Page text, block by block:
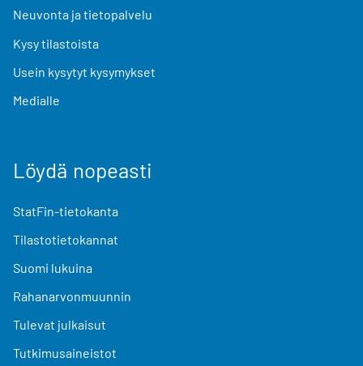
Neuvonta ja tietopalvelu
Kysy tilastoista
Usein kysytyt kysymykset
Medialle
Löydä nopeasti
StatFin-tietokanta
Tilastotietokannat
Suomi lukuina
Rahanarvonmuunnin
Tulevat julkaisut
Tutkimusaineistot